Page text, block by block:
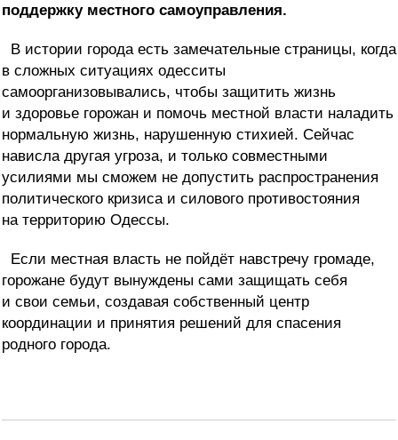
поддержку местного самоуправления.
В истории города есть замечательные страницы, когда
в сложных ситуациях одесситы
самоорганизовывались, чтобы защитить жизнь
и здоровье горожан и помочь местной власти наладить
нормальную жизнь, нарушенную стихией. Сейчас
нависла другая угроза, и только совместными
усилиями мы сможем не допустить распространения
политического кризиса и силового противостояния
на территорию Одессы.
Если местная власть не пойдёт навстречу громаде,
горожане будут вынуждены сами защищать себя
и свои семьи, создавая собственный центр
координации и принятия решений для спасения
родного города.